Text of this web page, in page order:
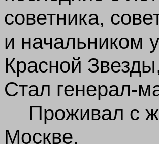
советника,
и начальником
Красной
Стал генерал-
Проживал с
Москве.